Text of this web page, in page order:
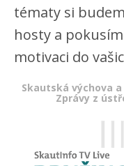
tématy si
hosty a
motivaci do
Skautská výchova
Zprávy z